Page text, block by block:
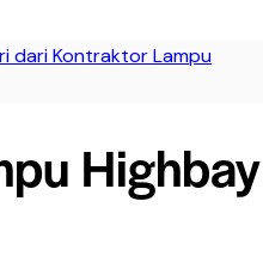
dari Kontraktor Lampu
Highbay